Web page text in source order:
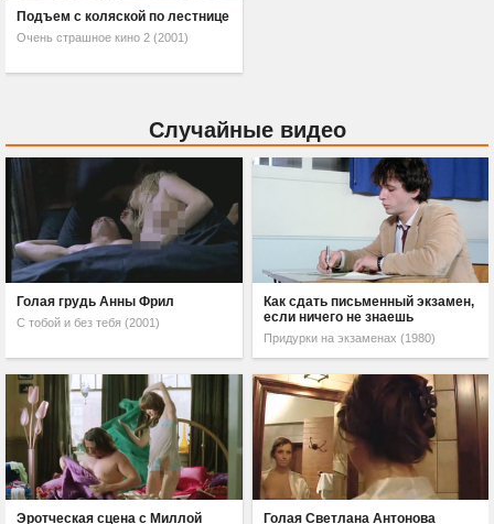
Подъем с коляской по лестнице
Очень страшное кино 2 (2001)
Случайные видео
Голая грудь Анны Фрил
С тобой и без тебя (2001)
Как сдать письменный экзамен,
если ничего не знаешь
Придурки на экзаменах (1980)
Эротческая сцена с Миллой Голая Светлана Антонова